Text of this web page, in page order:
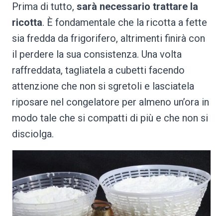
Prima di tutto, sarà necessario trattare la
ricotta. È fondamentale che la ricotta a fette
sia fredda da frigorifero, altrimenti finirà con
il perdere la sua consistenza. Una volta
raffreddata, tagliatela a cubetti facendo
attenzione che non si sgretoli e lasciatela
riposare nel congelatore per almeno un’ora in
modo tale che si compatti di più e che non si
disciolga.